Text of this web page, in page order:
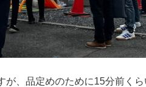
が、品定めのために15分前くら